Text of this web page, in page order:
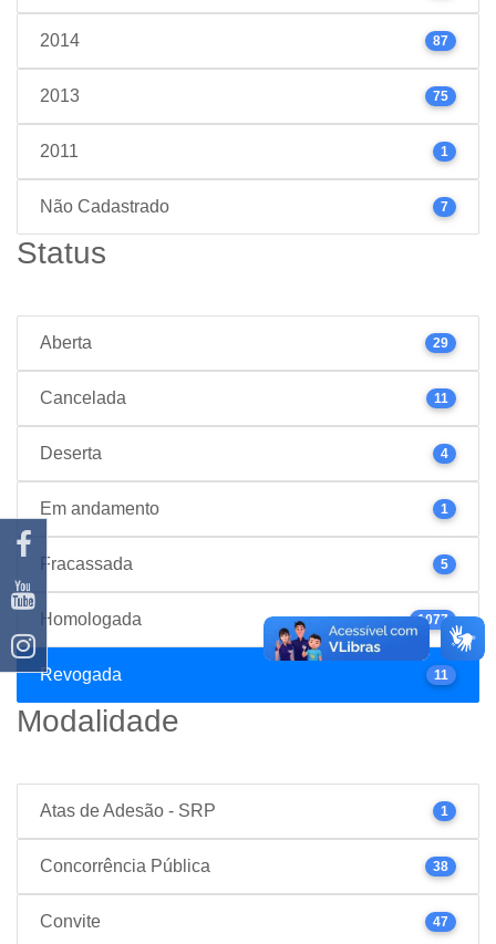
2014 87
2013 75
2011 1
Não Cadastrado 7
Status
Aberta 29
Cancelada 11
Deserta 4
Em andamento 1
Fracassada 5
Homologada 1077
Revogada 11
Modalidade
Atas de Adesão - SRP 1
Concorrência Pública 38
Convite 47